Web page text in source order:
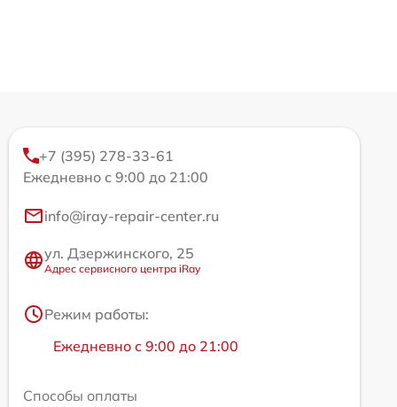
+7 (395) 278-33-61
Ежедневно с 9:00 до 21:00
info@iray-repair-center.ru
ул. Дзержинского, 25
Адрес сервисного центра iRay
Режим работы:
Ежедневно с 9:00 до 21:00
Способы оплаты